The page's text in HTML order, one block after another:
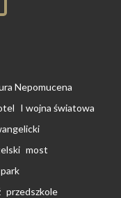
Nepomucena
I wojna światowa
most
park
przedszkole